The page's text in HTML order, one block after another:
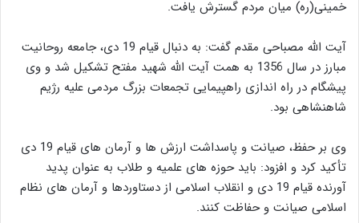
خمینی(ره) میان مردم گسترش یافت.
آیت الله مصباحی مقدم گفت: به دنبال قیام 19 دی، جامعه روحانیت
مبارز در سال 1356 به همت آیت الله شهید مفتح تشکیل شد و وی
پیشگام در راه اندازی راهپیمایی تجمعات بزرگ مردمی علیه رژیم
شاهنشاهی بود.
وی بر حفظ، صیانت و پاسداشت ارزش ها و آرمان های قیام 19 دی
تأکید کرد و افزود: باید حوزه های علمیه و طلاب به عنوان پدید
آورنده قیام 19 دی و انقلاب اسلامی از دستاوردها و آرمان های نظام
اسلامی صیانت و حفاظت کنند.